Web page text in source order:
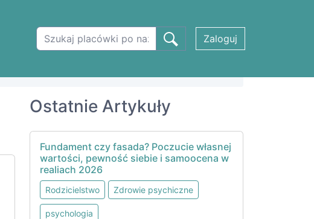
Zaloguj
Ostatnie Artykuły
Fundament czy fasada? Poczucie własnej
wartości, pewność siebie i samoocena w
realiach 2026
Rodzicielstwo Zdrowie psychiczne
psychologia